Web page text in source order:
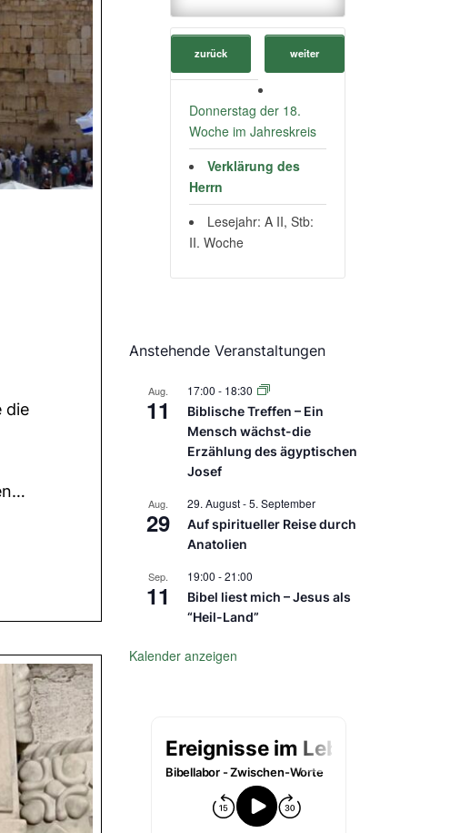
die
zurück weiter
Donnerstag der 18.
Woche im Jahreskreis
Verklärung des
Herrn
Lesejahr: A II, Stb:
II. Woche
Anstehende Veranstaltungen
Aug.
11
17:00 - 18:30
Biblische Treffen – Ein
Mensch wächst-die
Erzählung des ägyptischen
Josef
Aug.
29
29. August-5. September
Auf spiritueller Reise durch
Anatolien
Sep.
11
19:00 -21:00
Bibel liest mich – Jesus als
“Heil-Land”
Kalender anzeigen